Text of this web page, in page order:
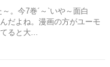
。今7巻´～`いや～面白
だよね。漫画の方がユーモ
ると大...